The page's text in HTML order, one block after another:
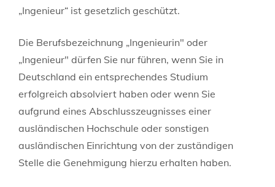
„Ingenieur“ ist gesetzlich geschützt.
Die Berufsbezeichnung „Ingenieurin" oder
„Ingenieur" dürfen Sie nur führen, wenn Sie in
Deutschland ein entsprechendes Studium
erfolgreich absolviert haben oder wenn Sie
aufgrund eines Abschlusszeugnisses einer
ausländischen Hochschule oder sonstigen
ausländischen Einrichtung von der zuständigen
Stelle die Genehmigung hierzu erhalten haben.